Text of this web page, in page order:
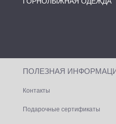
ПОЛЕЗНАЯ
Контакты
Подарочные сертификаты